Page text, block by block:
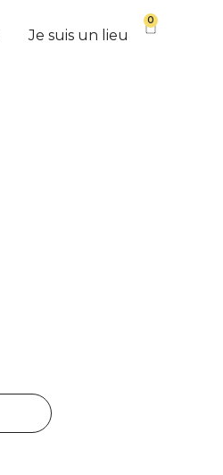
Je suis un lieu
0